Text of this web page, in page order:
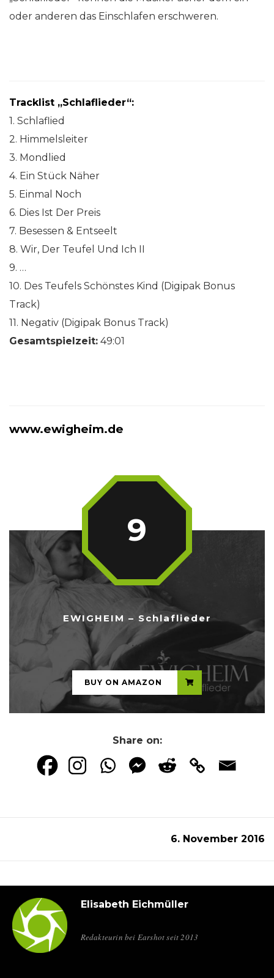
oder anderen das Einschlafen erschweren.
Tracklist „Schlaflieder“:
1. Schlaflied
2. Himmelsleiter
3. Mondlied
4. Ein Stück Näher
5. Einmal Noch
6. Dies Ist Der Preis
7. Besessen & Entseelt
8. Wir, Der Teufel Und Ich II
9. …
10. Des Teufels Schönstes Kind (Digipak Bonus
Track)
11. Negativ (Digipak Bonus Track)
Gesamtspielzeit: 49:01
www.ewigheim.de
EWIGHEIM – Schlaflieder
9
...
BUY ON AMAZON
Share on:
6. November 2016
Elisabeth Eichmüller
Redakteurin bei Earshot seit 2013